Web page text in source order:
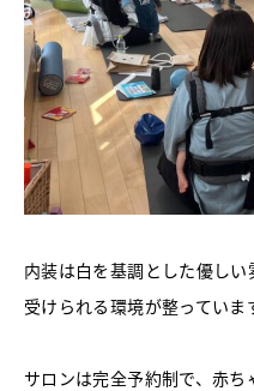
内装は白を基調とした優し
受けられる環境が整っていま
サロンは完全予約制で、赤